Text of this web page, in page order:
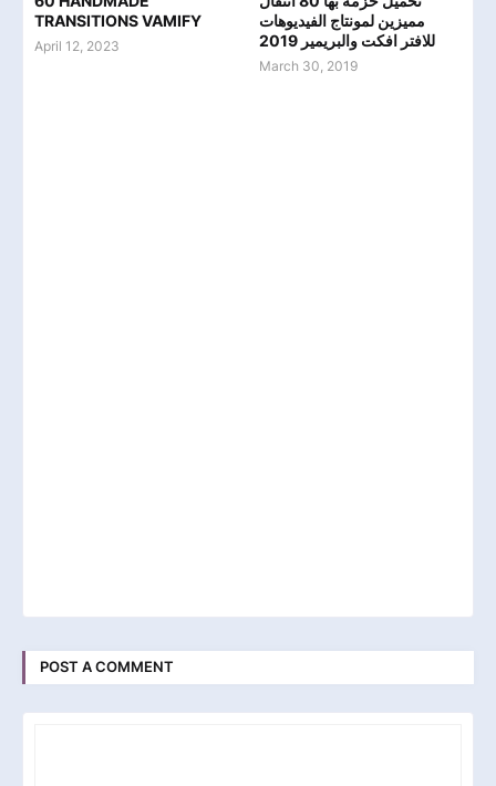
TRANSITIONS VAMIFY
April 12, 2023
مميزين لمونتاج الفيديوهات
للافتر افكت والبريمير 2019
March 30, 2019
POST A COMMENT